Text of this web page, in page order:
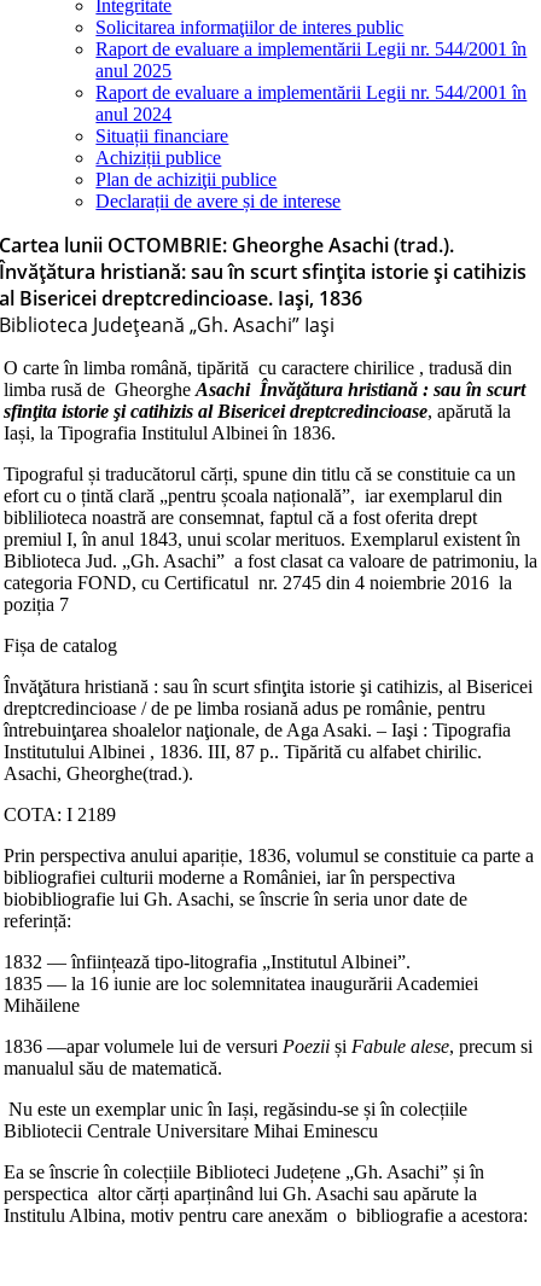
Integritate
Solicitarea informaţiilor de interes public
Raport de evaluare a implementării Legii nr. 544/2001 în
anul 2025
Raport de evaluare a implementării Legii nr. 544/2001 în
anul 2024
Situații financiare
Achiziții publice
Plan de achiziţii publice
Declarații de avere și de interese
Cartea lunii OCTOMBRIE: Gheorghe Asachi (trad.).
Învăţătura hristiană: sau în scurt sfinţita istorie şi catihizis
al Bisericei dreptcredincioase. Iași, 1836
Biblioteca Judeţeană „Gh. Asachi” Iaşi
O carte în limba română, tipărită cu caractere chirilice , tradusă din
limba rusă de Gheorghe Asachi Învăţătura hristiană : sau în scurt
sfinţita istorie şi catihizis al Bisericei dreptcredincioase, apărută la
Iași, la Tipografia Institulul Albinei în 1836.
Tipograful și traducătorul cărți, spune din titlu că se constituie ca un
efort cu o țintă clară „pentru școala națională”, iar exemplarul din
biblilioteca noastră are consemnat, faptul că a fost oferita drept
premiul I, în anul 1843, unui scolar merituos. Exemplarul existent în
Biblioteca Jud. „Gh. Asachi” a fost clasat ca valoare de patrimoniu, la
categoria FOND, cu Certificatul nr. 2745 din 4 noiembrie 2016 la
poziția 7
Fișa de catalog
Învăţătura hristiană : sau în scurt sfinţita istorie şi catihizis, al Bisericei
dreptcredincioase / de pe limba rosiană adus pe românie, pentru
întrebuinţarea shoalelor naţionale, de Aga Asaki. – Iaşi : Tipografia
Institutului Albinei , 1836. III, 87 p.. Tipărită cu alfabet chirilic.
Asachi, Gheorghe(trad.).
COTA: I 2189
Prin perspectiva anului apariție, 1836, volumul se constituie ca parte a
bibliografiei culturii moderne a României, iar în perspectiva
biobibliografie lui Gh. Asachi, se înscrie în seria unor date de
referință:
1832 — înființează tipo-litografia „Institutul Albinei”.
1835 — la 16 iunie are loc solemnitatea inaugurării Academiei
Mihăilene
1836 —apar volumele lui de versuri Poezii și Fabule alese, precum si
manualul său de matematică.
Nu este un exemplar unic în Iași, regăsindu-se și în colecțiile
Bibliotecii Centrale Universitare Mihai Eminescu
Ea se înscrie în colecțiile Biblioteci Județene „Gh. Asachi” și în
perspectica altor cărți aparținând lui Gh. Asachi sau apărute la
Institulu Albina, motiv pentru care anexăm o bibliografie a acestora: